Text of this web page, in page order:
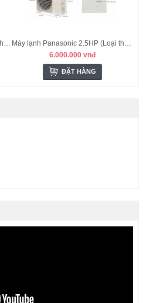
Máy lạnh Panasonic 2.0HP (Loại thường) - Malysia
Máy lạnh Panasonic 2.5HP (Loại thường) - Malysia
6.000.000 vnđ
ĐẶT HÀNG